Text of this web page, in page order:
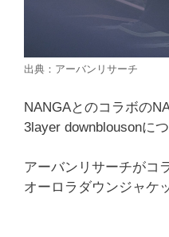
出典：アーバンリサーチ
NANGAとのコラボの
3layer downblousonに
アーバンリサーチがコ
オーロラダウンジャケ